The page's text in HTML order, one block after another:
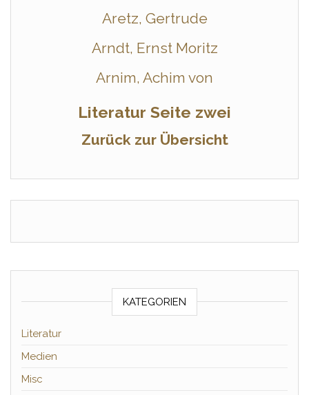
Aretz, Gertrude
Arndt, Ernst Moritz
Arnim, Achim von
Literatur Seite zwei
Zurück zur Übersicht
KATEGORIEN
Literatur
Medien
Misc